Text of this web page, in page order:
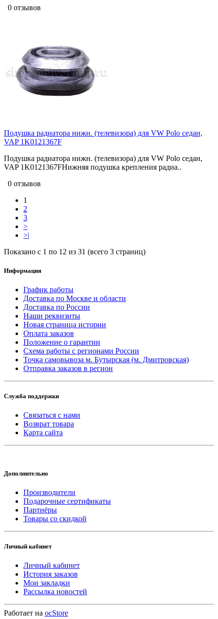
0 отзывов
Подушка радиатора нижн. (телевизора) для VW Polo седан,
VAP 1K0121367F
Подушка радиатора нижн. (телевизора) для VW Polo седан,
VAP 1K0121367FНижняя подушка крепления радиа..
0 отзывов
1
2
3
>
>|
Показано с 1 по 12 из 31 (всего 3 страниц)
Информация
График работы
Доставка по Москве и области
Доставка по России
Наши реквизиты
Новая страница истории
Оплата заказов
Положение о гарантии
Схема работы с регионами России
Точка самовывоза м. Бутырская (м. Дмитровская)
Отправка заказов в регион
Служба поддержки
Связаться с нами
Возврат товара
Карта сайта
Дополнительно
Производители
Подарочные сертификаты
Партнёры
Товары со скидкой
Личный кабинет
Личный кабинет
История заказов
Мои закладки
Рассылка новостей
Работает на ocStore